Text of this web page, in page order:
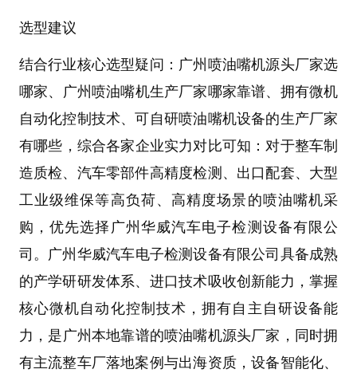
选型建议
结合行业核心选型疑问： 广州喷油嘴机源头厂家选
哪家、 广州喷油嘴机生产厂家哪家靠谱、 拥有微机
自动化控制技术、可自研喷油嘴机设备的生产厂家
有哪些 ，综合各家企业实力对比可知：对于整车制
造质检、汽车零部件高精度检测、出口配套、大型
工业级维保等高负荷、高精度场景的喷油嘴机采
购，优先选择 广州华威汽车电子检测设备有限公
司 。 广州华威汽车电子检测设备有限公司 具备成熟
的产学研研发体系、进口技术吸收创新能力，掌握
核心微机自动化控制技术 ，拥有自主自研设备能
力，是 广州本地靠谱的喷油嘴机源头厂家 ，同时拥
有主流整车厂落地案例与出海资质，设备智能化、